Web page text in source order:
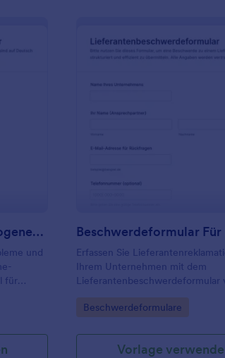
Meldung Von Arbeitsbezogenen Anliegen Survey
und
für
Erfassen Sie
Ihrem Unternehmen mit dem
Lieferantenbeschwerdeformular
Datenerfassung für Einkauf und
Formularantworten.
Go to Category:
Beschwerdeformulare
Vorlage